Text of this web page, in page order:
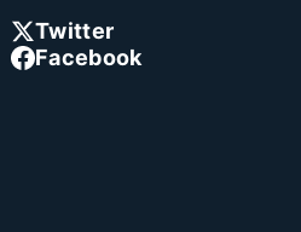
Twitter
Facebook